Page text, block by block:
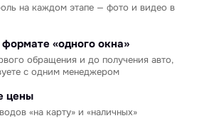
на каждом этапе — фото и видео в
«одного окна»
обращения и до получения авто,
с одним менеджером
цены
«на карту» и «наличных»